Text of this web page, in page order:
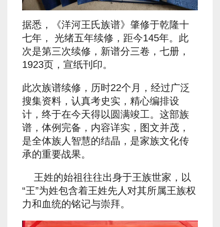
据悉，《洋河王氏族谱》肇修于乾隆十
七年， 光绪五年续修，距今145年。此
次是第三次续修，新谱分三卷，七册，
1923页，宣纸刊印。
此次族谱续修，历时22个月，经过广泛
搜集资料，认真考史实，精心编排设
计，终于在今天得以圆满竣工。这部族
谱，体例完备，内容详实，图文并茂，
是全体族人智慧的结晶，是家族文化传
承的重要战果。
王姓的始祖往往出身于王族世家，以
“王”为姓包含着王姓先人对其所属王族权
力和血统的铭记与崇拜。